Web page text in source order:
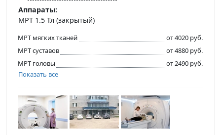
Аппараты:
МРТ 1.5 Тл (закрытый)
МРТ мягких тканей
от 4020 руб.
МРТ суставов
от 4880 руб.
МРТ головы
от 2490 руб.
Показать все